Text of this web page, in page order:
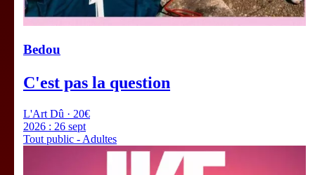
Bedou
C'est pas la question
L'Art Dû · 20€
2026 : 26 sept
Tout public - Adultes